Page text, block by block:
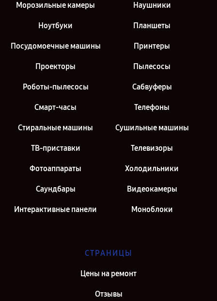
Морозильные камеры Наушники
Ноутбуки Планшеты
Посудомоечные машины Принтеры
Проекторы Пылесосы
Роботы-пылесосы Сабвуферы
Смарт-часы Телефоны
Стиральные машины Сушильные машины
ТВ-приставки Телевизоры
Фотоаппараты Холодильники
Саундбары Видеокамеры
Интерактивные панели Моноблоки
СТРАНИЦЫ
Цены на ремонт
Отзывы